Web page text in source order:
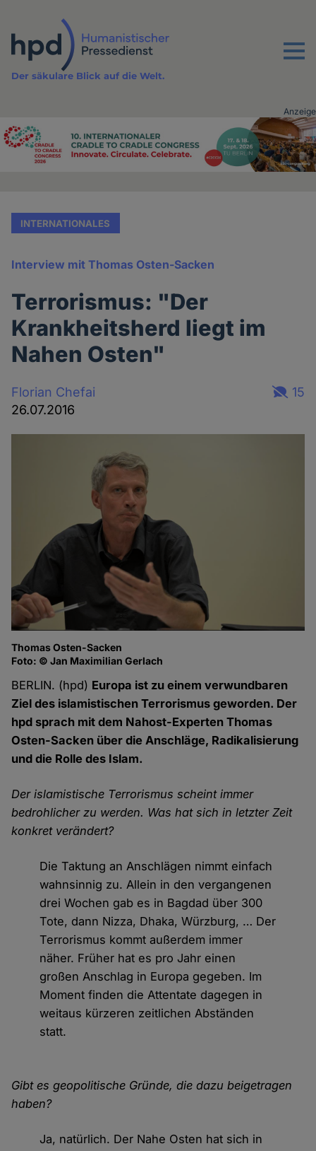
Inhalt
Menu
Der säkulare Blick auf die Welt.
Advertising
Anzeige
INTERNATIONALES
Interview mit Thomas Osten-Sacken
Terrorismus: "Der
Krankheitsherd liegt im
Nahen Osten"
Florian Chefai
26.07.2016
15
Thomas Osten-Sacken
Foto: © Jan Maximilian Gerlach
BERLIN. (hpd) Europa ist zu einem verwundbaren
Ziel des islamistischen Terrorismus geworden. Der
hpd sprach mit dem Nahost-Experten Thomas
Osten-Sacken über die Anschläge, Radikalisierung
und die Rolle des Islam.
Der islamistische Terrorismus scheint immer
bedrohlicher zu werden. Was hat sich in letzter Zeit
konkret verändert?
Die Taktung an Anschlägen nimmt einfach
wahnsinnig zu. Allein in den vergangenen
drei Wochen gab es in Bagdad über 300
Tote, dann Nizza, Dhaka, Würzburg, … Der
Terrorismus kommt außerdem immer
näher. Früher hat es pro Jahr einen
großen Anschlag in Europa gegeben. Im
Moment finden die Attentate dagegen in
weitaus kürzeren zeitlichen Abständen
statt.
Gibt es geopolitische Gründe, die dazu beigetragen
haben?
Ja, natürlich. Der Nahe Osten hat sich in